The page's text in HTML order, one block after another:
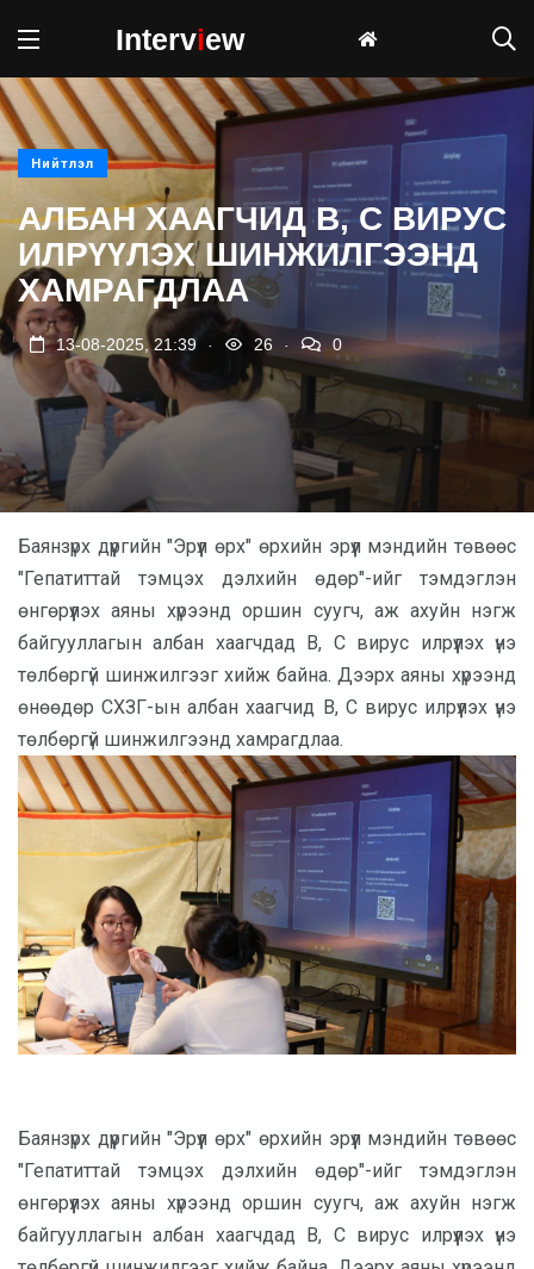
Interview
Нийтлэл
АЛБАН ХААГЧИД B, С ВИРУС
ИЛРҮҮЛЭХ ШИНЖИЛГЭЭНД
ХАМРАГДЛАА
13-08-2025, 21:39 26 0
Баянзүрх дүүргийн "Эрүүл өрх" өрхийн эрүүл мэндийн төвөөс
"Гепатиттай тэмцэх дэлхийн өдөр"-ийг тэмдэглэн
өнгөрүүлэх аяны хүрээнд оршин суугч, аж ахуйн нэгж
байгууллагын албан хаагчдад В, С вирус илрүүлэх үнэ
төлбөргүй шинжилгээг хийж байна. Дээрх аяны хүрээнд
өнөөдөр СХЗГ-ын албан хаагчид В, С вирус илрүүлэх үнэ
төлбөргүй шинжилгээнд хамрагдлаа.
Баянзүрх дүүргийн "Эрүүл өрх" өрхийн эрүүл мэндийн төвөөс
"Гепатиттай тэмцэх дэлхийн өдөр"-ийг тэмдэглэн
өнгөрүүлэх аяны хүрээнд оршин суугч, аж ахуйн нэгж
байгууллагын албан хаагчдад В, С вирус илрүүлэх үнэ